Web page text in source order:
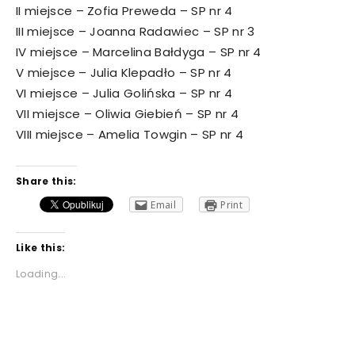
II miejsce – Zofia Preweda – SP nr 4
III miejsce – Joanna Radawiec – SP nr 3
IV miejsce – Marcelina Bałdyga – SP nr 4
V miejsce – Julia Klepadło – SP nr 4
VI miejsce – Julia Golińska – SP nr 4
VII miejsce – Oliwia Giebień – SP nr 4
VIII miejsce – Amelia Towgin – SP nr 4
Share this:
Email
Print
Like this:
Loading...